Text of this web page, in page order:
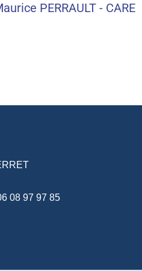
PERRAULT - CARE
08 97 97 85